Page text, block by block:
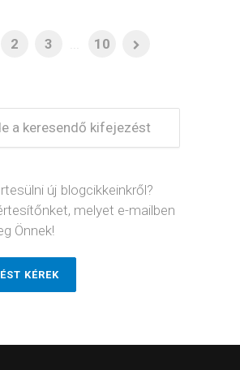
2 3 10
új blogcikkeinkről?
melyet e-mailben
Önnek!
KÉREK